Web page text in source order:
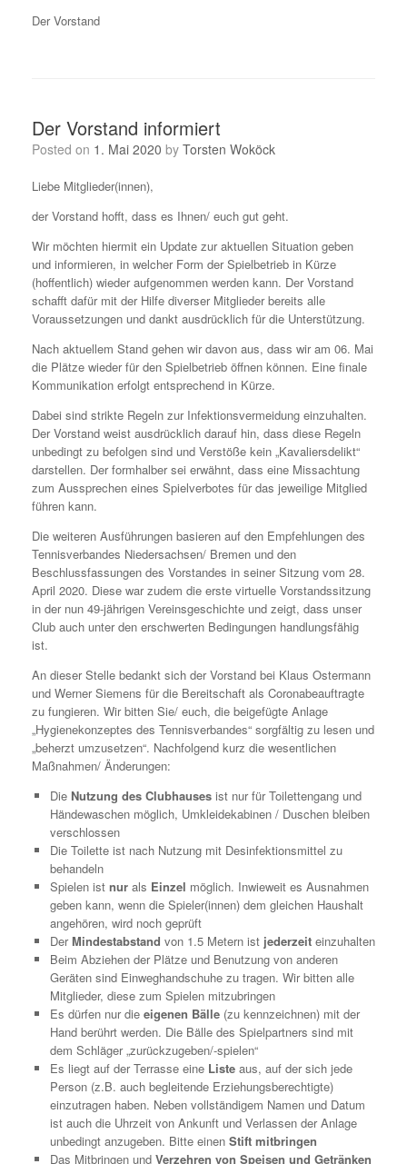
Der Vorstand
Der Vorstand informiert
Posted on 1. Mai 2020 by Torsten Woköck
Liebe Mitglieder(innen),
der Vorstand hofft, dass es Ihnen/ euch gut geht.
Wir möchten hiermit ein Update zur aktuellen Situation geben
und informieren, in welcher Form der Spielbetrieb in Kürze
(hoffentlich) wieder aufgenommen werden kann. Der Vorstand
schafft dafür mit der Hilfe diverser Mitglieder bereits alle
Voraussetzungen und dankt ausdrücklich für die Unterstützung.
Nach aktuellem Stand gehen wir davon aus, dass wir am 06. Mai
die Plätze wieder für den Spielbetrieb öffnen können. Eine finale
Kommunikation erfolgt entsprechend in Kürze.
Dabei sind strikte Regeln zur Infektionsvermeidung einzuhalten.
Der Vorstand weist ausdrücklich darauf hin, dass diese Regeln
unbedingt zu befolgen sind und Verstöße kein „Kavaliersdelikt“
darstellen. Der formhalber sei erwähnt, dass eine Missachtung
zum Aussprechen eines Spielverbotes für das jeweilige Mitglied
führen kann.
Die weiteren Ausführungen basieren auf den Empfehlungen des
Tennisverbandes Niedersachsen/ Bremen und den
Beschlussfassungen des Vorstandes in seiner Sitzung vom 28.
April 2020. Diese war zudem die erste virtuelle Vorstandssitzung
in der nun 49-jährigen Vereinsgeschichte und zeigt, dass unser
Club auch unter den erschwerten Bedingungen handlungsfähig
ist.
An dieser Stelle bedankt sich der Vorstand bei Klaus Ostermann
und Werner Siemens für die Bereitschaft als Coronabeauftragte
zu fungieren. Wir bitten Sie/ euch, die beigefügte Anlage
„Hygienekonzeptes des Tennisverbandes“ sorgfältig zu lesen und
„beherzt umzusetzen“. Nachfolgend kurz die wesentlichen
Maßnahmen/ Änderungen:
Die Nutzung des Clubhausesist nur für Toilettengang und
Händewaschen möglich, Umkleidekabinen / Duschen bleiben
verschlossen
Die Toilette ist nach Nutzung mit Desinfektionsmittel zu
behandeln
Spielen ist nurals Einzel möglich. Inwieweit es Ausnahmen
geben kann, wenn die Spieler(innen) dem gleichen Haushalt
angehören, wird noch geprüft
DerMindestabstand von 1.5 Metern ist jederzeiteinzuhalten
Beim Abziehen der Plätze und Benutzung von anderen
Geräten sind Einweghandschuhe zu tragen. Wir bitten alle
Mitglieder, diese zum Spielen mitzubringen
Es dürfen nur die eigenen Bälle(zu kennzeichnen) mit der
Hand berührt werden. Die Bälle des Spielpartners sind mit
dem Schläger „zurückzugeben/-spielen“
Es liegt auf der Terrasse eine Liste aus, auf der sich jede
Person (z.B. auch begleitende Erziehungsberechtigte)
einzutragen haben. Neben vollständigem Namen und Datum
ist auch die Uhrzeit von Ankunft und Verlassen der Anlage
unbedingt anzugeben. Bitte einen Stift mitbringen
Das Mitbringen und Verzehren von Speisen und Getränken